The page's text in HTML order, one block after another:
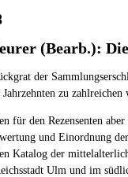
(Bearb.):
der
zu
für den Rezensenten
und Einordnung
Katalog der
Ulm und im